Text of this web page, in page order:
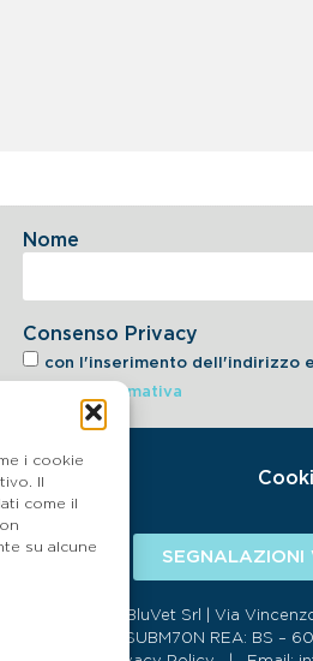
i cookie
Il
come il
su alcune
Consenso Privacy
con l'inserimento dell'indirizzo
6.2 dell'informativa
Nome
SEGNALAZIONI
BluVet Srl | Via
SDI:SUBM70N REA: BS –